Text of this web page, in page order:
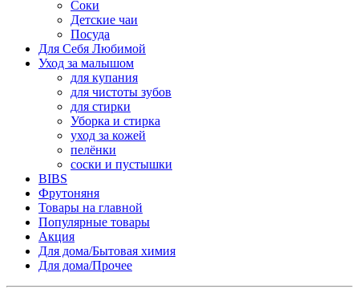
Соки
Детские чаи
Посуда
Для Себя Любимой
Уход за малышом
для купания
для чистоты зубов
для стирки
Уборка и стирка
уход за кожей
пелёнки
соски и пустышки
BIBS
Фрутоняня
Товары на главной
Популярные товары
Акция
Для дома/Бытовая химия
Для дома/Прочее